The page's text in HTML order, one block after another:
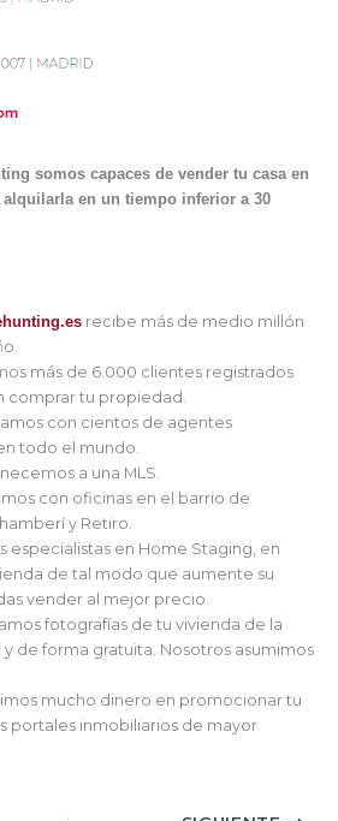
somos capaces de vender tu casa en
alquilarla en un tiempo inferior a 30
recibe más de medio millón
más de 6.000 clientes registrados
comprar tu propiedad.
con cientos de agentes
todo el mundo.
a una MLS.
con oficinas en el barrio de
y Retiro.
especialistas en Home Staging, en
de tal modo que aumente su
vender al mejor precio.
fotografías de tu vivienda de la
de forma gratuita. Nosotros asumimos
mucho dinero en promocionar tu
portales inmobiliarios de mayor